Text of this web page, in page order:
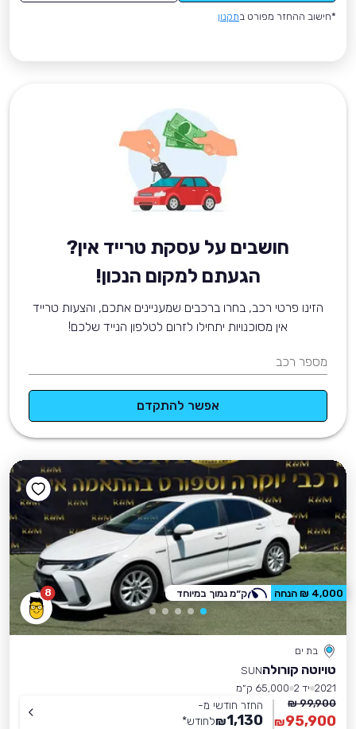
*חישוב ההחזר מפורט בתקנון
חושבים על עסקת טרייד אין?
הגעתם למקום הנכון!
הזינו פרטי רכב, בחרו ברכבים שמעניינים אתכם, והצעות טרייד
אין מסוכנויות יתחילו לזרום לטלפון הנייד שלכם!
מספר רכב
אפשר להתקדם
8
בת ים
טויוטה קורולהSUN
2021 יד 2
65,000 ק״מ
99,900 ₪
95,900
₪
החזר חודשי מ-
1,130
₪לחודש*
4,000 ₪ הנחה ק״מ נמוך במיוחד